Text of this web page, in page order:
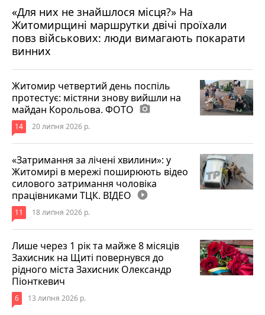
«Для них не знайшлося місця?» На
Житомирщині маршрутки двічі проїхали
повз військових: люди вимагають покарати
винних
17 липня 2026 р.
Житомир четвертий день поспіль
протестує: містяни знову вийшли на
майдан Корольова. ФОТО photo_camera
14 20 липня 2026 р.
«Затримання за лічені хвилини»: у
Житомирі в мережі поширюють відео
силового затримання чоловіка
працівниками ТЦК. ВІДЕО play_circle_filled
11 18 липня 2026 р.
Лише через 1 рік та майже 8 місяців
Захисник на Щиті повернувся до
рідного міста Захисник Олександр
Піонткевич
6 13 липня 2026 р.